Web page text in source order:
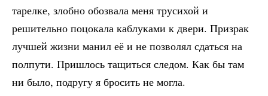
тарелке, злобно обозвала меня трусихой и
решительно поцокала каблуками к двери. Призрак
лучшей жизни манил её и не позволял сдаться на
полпути. Пришлось тащиться следом. Как бы там
ни было, подругу я бросить не могла.